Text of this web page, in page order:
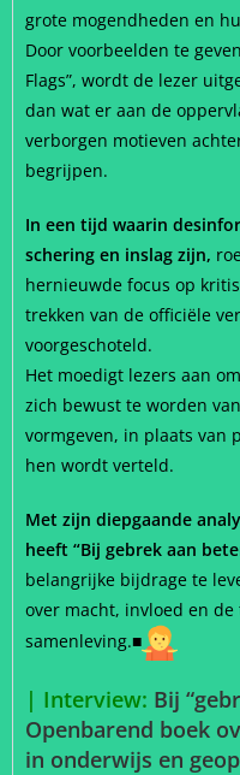
grote mogendheden en
Door voorbeelden te
Flags”, wordt de lezer
dan wat er aan de
verborgen motieven
begrijpen.
In een tijd waarin
schering en inslag zijn,
hernieuwde focus op
trekken van de officiële
voorgeschoteld.
Het moedigt lezers aan
zich bewust te worden
vormgeven, in plaats van
hen wordt verteld.
Met zijn diepgaande
heeft “Bij gebrek aan
belangrijke bijdrage te
over macht, invloed en de
samenleving.■
| Interview: Bij
Openbarend boek
in onderwijs en